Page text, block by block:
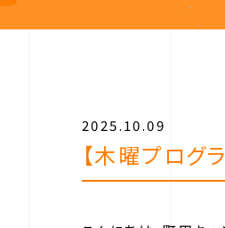
2025.10.09
【木曜プログ